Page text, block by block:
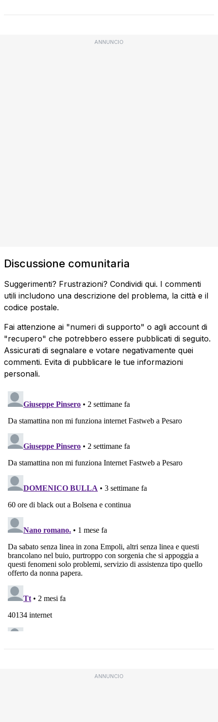
ANNUNCIO
Discussione comunitaria
Suggerimenti? Frustrazioni? Condividi qui. I commenti
utili includono una descrizione del problema, la città e il
codice postale.
Fai attenzione ai "numeri di supporto" o agli account di
"recupero" che potrebbero essere pubblicati di seguito.
Assicurati di segnalare e votare negativamente quei
commenti. Evita di pubblicare le tue informazioni
personali.
ANNUNCIO